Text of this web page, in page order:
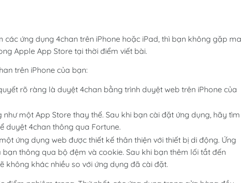
các ứng dụng 4chan trên iPhone hoặc iPad, thì bạn không gặp
Apple App Store tại thời điểm viết bài.
trên iPhone của bạn:
rõ ràng là duyệt 4chan bằng trình duyệt web trên iPhone của
một App Store thay thế. Sau khi bạn cài đặt ứng dụng, hãy tìm
duyệt 4chan thông qua Fortune.
ứng dụng web được thiết kế thân thiện với thiết bị di động. Ứng
thông qua bộ đệm và cookie. Sau khi bạn thêm lối tắt đến
không khác nhiều so với ứng dụng đã cài đặt.